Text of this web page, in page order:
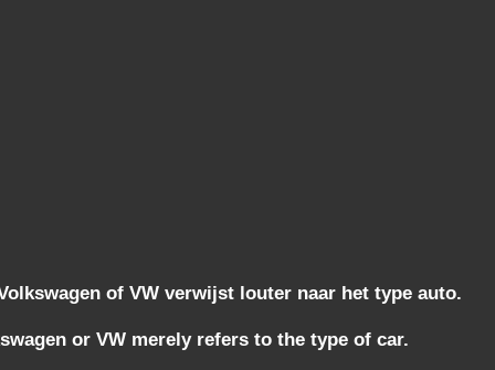
of VW verwijst louter naar het type auto.
or VW merely refers to the type of car.